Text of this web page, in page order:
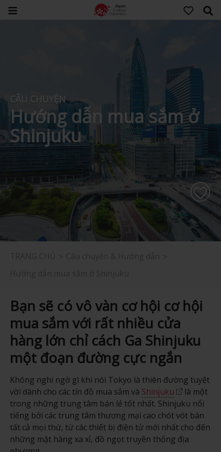
CÂU CHUYỆN
Hướng dẫn mua sắm ở
Shinjuku
Bạn sẽ có vô vàn cơ hội cơ hội
mua sắm với rất nhiều cửa
hàng lớn chỉ cách Ga Shinjuku
một đoạn đường cực ngắn
Không nghi ngờ gì khi nói Tokyo là thiên đường tuyệt
vời dành cho các tín đồ mua sắm và Shinjuku
là một
trong những trung tâm bán lẻ tốt nhất. Shinjuku nổi
tiếng bởi các trung tâm thương mại cao chót vót bán
tất cả mọi thứ, từ các thiết bị điện tử mới nhất cho đến
những mặt hàng xa xỉ, đồ ngọt truyền thống địa